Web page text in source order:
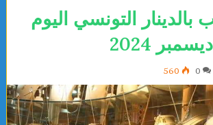
التونسي اليوم
0
560